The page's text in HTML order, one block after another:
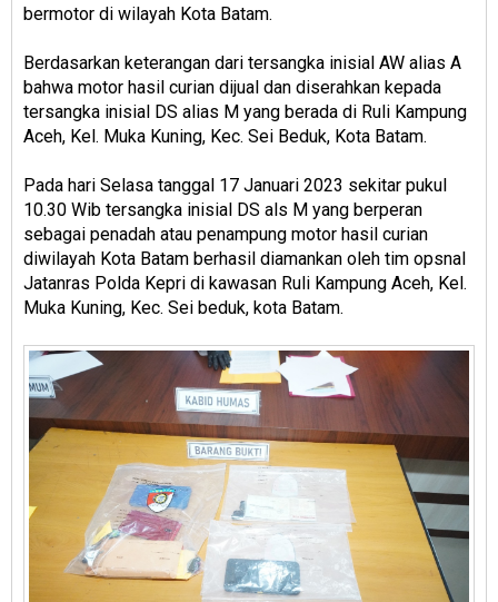
bermotor di wilayah Kota Batam.
Berdasarkan keterangan dari tersangka inisial AW alias A
bahwa motor hasil curian dijual dan diserahkan kepada
tersangka inisial DS alias M yang berada di Ruli Kampung
Aceh, Kel. Muka Kuning, Kec. Sei Beduk, Kota Batam.
Pada hari Selasa tanggal 17 Januari 2023 sekitar pukul
10.30 Wib tersangka inisial DS als M yang berperan
sebagai penadah atau penampung motor hasil curian
diwilayah Kota Batam berhasil diamankan oleh tim opsnal
Jatanras Polda Kepri di kawasan Ruli Kampung Aceh, Kel.
Muka Kuning, Kec. Sei beduk, kota Batam.